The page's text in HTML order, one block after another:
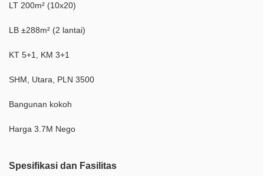
LT 200m² (10x20)
LB ±288m² (2 lantai)
KT 5+1, KM 3+1
SHM, Utara, PLN 3500
Bangunan kokoh
Harga 3.7M Nego
Spesifikasi dan Fasilitas